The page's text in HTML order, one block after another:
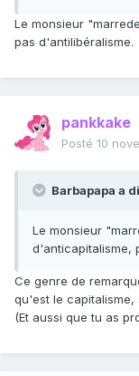
Le monsieur
pas d'antilibéralisme.
pankkake
Posté 10
Barbapapa a
Le monsieur
d'anticapitalisme,
Ce genre de
qu'est le capitalisme,
(Et aussi que tu as